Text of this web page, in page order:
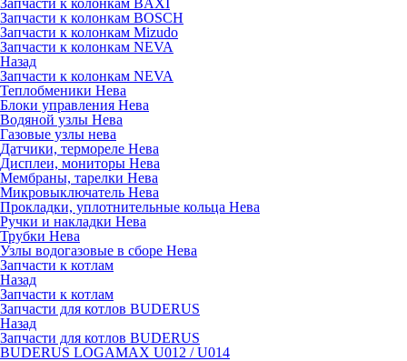
Запчасти к колонкам BAXI
Запчасти к колонкам BOSCH
Запчасти к колонкам Mizudo
Запчасти к колонкам NEVA
Назад
Запчасти к колонкам NEVA
Теплобменики Нева
Блоки управления Нева
Водяной узлы Нева
Газовые узлы нева
Датчики, термореле Нева
Дисплеи, мониторы Нева
Мембраны, тарелки Нева
Микровыключатель Нева
Прокладки, уплотнительные кольца Нева
Ручки и накладки Нева
Трубки Нева
Узлы водогазовые в сборе Нева
Запчасти к котлам
Назад
Запчасти к котлам
Запчасти для котлов BUDERUS
Назад
Запчасти для котлов BUDERUS
BUDERUS LOGAMAX U012 / U014